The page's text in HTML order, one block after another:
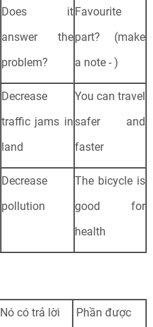
Does it
answer the
problem?
Favourite
part? (make
a note - )
Decrease
traffic jams in
land
You can travel
safer and
faster
Decrease
pollution
The bicycle is
good for
health
Nó có trả lời
Phần được